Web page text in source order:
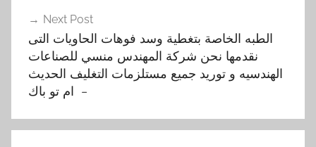
ح
Next Post
الطبه الخاصة بتغطية وسد فوهات الحاويات التى
نقدمها نحن شركة المهندس منسي للصناعات
الهندسيه و توريد جميع مستلزمات التغليف الحديث
– ام تو باك